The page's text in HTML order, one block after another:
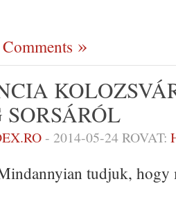
- 2014-05-24ROVAT:
tudjuk, hogy